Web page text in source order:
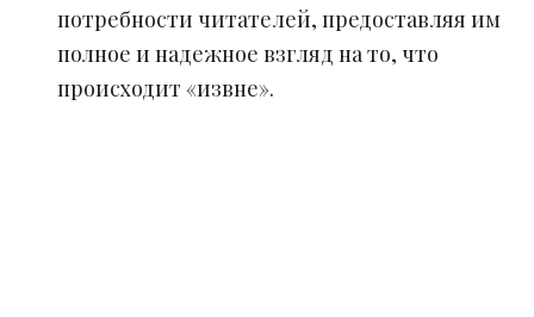
потребности читателей, предоставляя им
полное и надежное взгляд на то, что
происходит «извне».